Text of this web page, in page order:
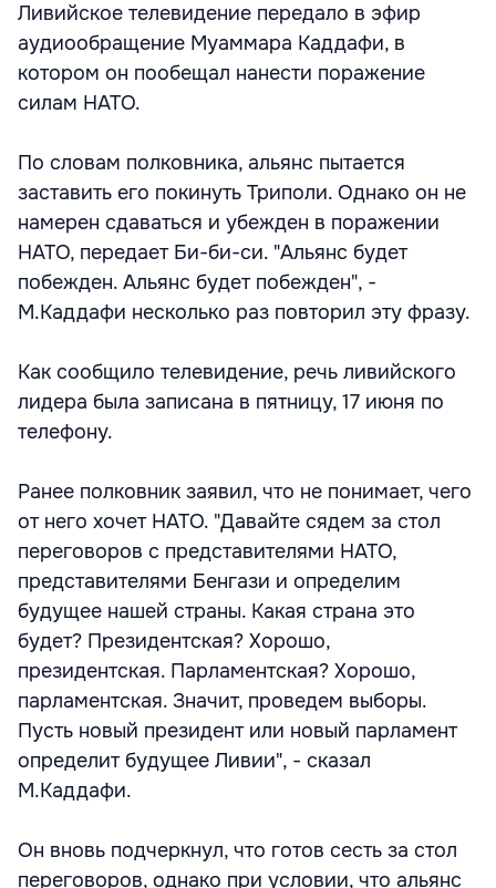
Ливийское телевидение передало в эфир
аудиообращение Муаммара Каддафи, в
котором он пообещал нанести поражение
силам НАТО.
По словам полковника, альянс пытается
заставить его покинуть Триполи. Однако он не
намерен сдаваться и убежден в поражении
НАТО, передает Би-би-си. "Альянс будет
побежден. Альянс будет побежден", -
М.Каддафи несколько раз повторил эту фразу.
Как сообщило телевидение, речь ливийского
лидера была записана в пятницу, 17 июня по
телефону.
Ранее полковник заявил, что не понимает, чего
от него хочет НАТО. "Давайте сядем за стол
переговоров с представителями НАТО,
представителями Бенгази и определим
будущее нашей страны. Какая страна это
будет? Президентская? Хорошо,
президентская. Парламентская? Хорошо,
парламентская. Значит, проведем выборы.
Пусть новый президент или новый парламент
определит будущее Ливии", - сказал
М.Каддафи.
Он вновь подчеркнул, что готов сесть за стол
переговоров, однако при условии, что альянс